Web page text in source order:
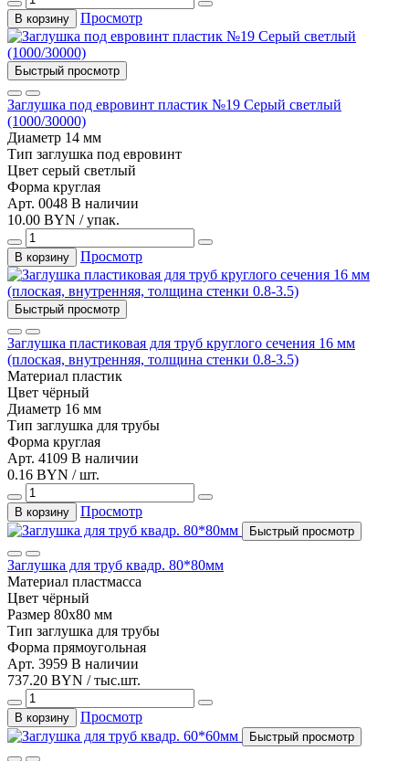
В корзину Просмотр
Быстрый просмотр
Заглушка под евровинт пластик №19 Серый светлый
(1000/30000)
Диаметр 14 мм
Тип заглушка под евровинт
Цвет серый светлый
Форма круглая
Арт. 0048 В наличии
10.00 BYN / упак.
В корзину Просмотр
Быстрый просмотр
Заглушка пластиковая для труб круглого сечения 16 мм
(плоская, внутренняя, толщина стенки 0.8-3.5)
Материал пластик
Цвет чёрный
Диаметр 16 мм
Тип заглушка для трубы
Форма круглая
Арт. 4109 В наличии
0.16 BYN / шт.
В корзину Просмотр
Быстрый просмотр
Заглушка для труб квадр. 80*80мм
Материал пластмасса
Цвет чёрный
Размер 80x80 мм
Тип заглушка для трубы
Форма прямоугольная
Арт. 3959 В наличии
737.20 BYN / тыс.шт.
В корзину Просмотр
Быстрый просмотр